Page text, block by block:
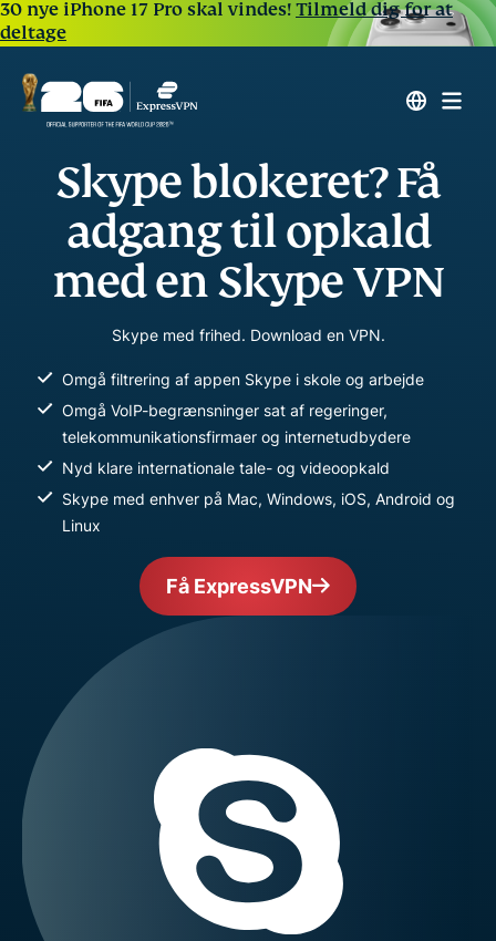
30 nye iPhone 17 Pro skal vindes!Tilmeld dig for at
deltage
Skype blokeret? Få
adgang til opkald
med en Skype VPN
Skype med frihed. Download en VPN.
Omgå filtrering af appen Skype i skole og arbejde
Omgå VoIP-begrænsninger sat af regeringer,
telekommunikationsfirmaer og internetudbydere
Nyd klare internationale tale- og videoopkald
Skype med enhver på Mac, Windows, iOS, Android og
Linux
Få ExpressVPN